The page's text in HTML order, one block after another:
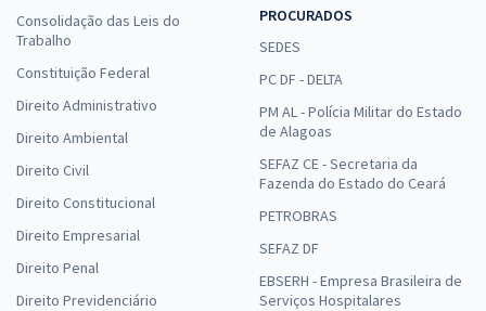
Consolidação das Leis do
Trabalho
Constituição Federal
Direito Administrativo
Direito Ambiental
Direito Civil
Direito Constitucional
Direito Empresarial
Direito Penal
Direito Previdenciário
PROCURADOS
SEDES
PC DF - DELTA
PM AL - Polícia Militar do Estado
de Alagoas
SEFAZ CE - Secretaria da
Fazenda do Estado do Ceará
PETROBRAS
SEFAZ DF
EBSERH - Empresa Brasileira de
Serviços Hospitalares